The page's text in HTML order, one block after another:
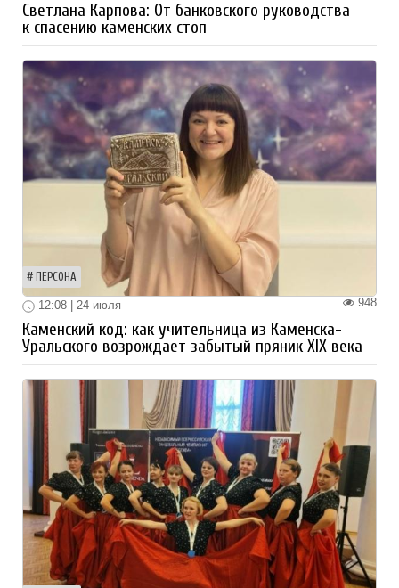
Светлана Карпова: От банковского руководства
к спасению каменских стоп
ПЕРСОНА
948
12:08 | 24 июля
Каменский код: как учительница из Каменска-
Уральского возрождает забытый пряник XIX века